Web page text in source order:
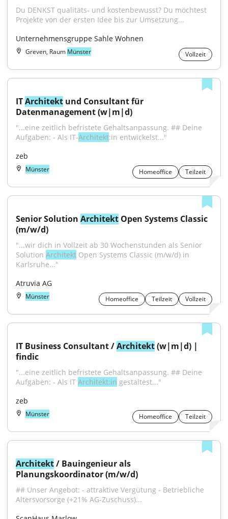
Du DENKST qualitäts- und kostenbewusst? Du möchtest
Projekte von der ersten Idee bis zur Umsetzung...
Unternehmensgruppe Sahle Wohnen
Greven, Raum Münster Vollzeit
IT Architekt und Consultant für
Datenmanagement (w|m|d)
"...eine zeitlich befristete Gehaltsanpassung. ## Deine
Aufgaben: - Als IT-Architekt:in entwickelst..."
zeb
Münster Homeoffice Teilzeit
Senior Solution Architekt Open Systems Classic
(m/w/d)
"...wir dich in Vollzeit ab 30 Wochenstunden als Senior
Solution Architekt Open Systems Classic (m/w/d) in
Karlsruhe..."
Atruvia AG
Münster Homeoffice Teilzeit Vollzeit
IT Business Consultant / Architekt (w|m|d) |
findic
"...eine zeitlich befristete Gehaltsanpassung. ## Deine
Aufgaben: - Als IT Architekt:in gestaltest..."
zeb
Münster Homeoffice Teilzeit
Architekt / Bauingenieur als
Planungskoordinator (m/w/d)
## Unser Angebot: - attraktive Vergütung - Betriebliche
Altersvorsorge (+21% AG-Zuschuss)...